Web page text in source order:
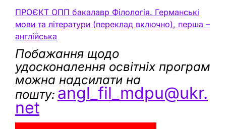
ПРОЄКТ ОПП бакалавр Філологія. Германські
мови та літератури (переклад включно), перша –
англійська
Побажання щодо
удосконалення освітніх програм
можна надсилати на
пошту: angl_fil_mdpu@ukr.
net